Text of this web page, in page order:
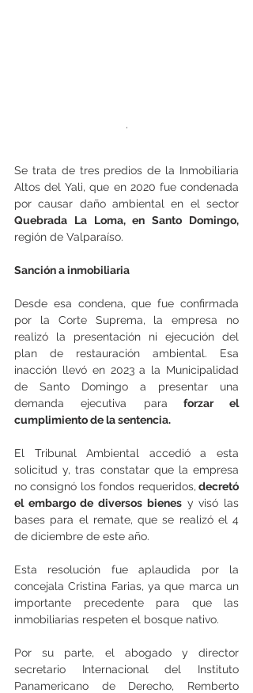
.
Se trata de tres predios de la Inmobiliaria
Altos del Yali, que en 2020 fue condenada
Quebrada La Loma, en Santo Domingo,
región de Valparaíso.
Sanción a inmobiliaria
Desde esa condena, que fue confirmada
por la Corte Suprema, la empresa no
realizó la presentación ni ejecución del
plan de restauración ambiental. Esa
inacción llevó en 2023 a la Municipalidad
de Santo Domingo a presentar una
demanda ejecutiva para forzar el
cumplimiento de la sentencia.
El Tribunal Ambiental accedió a esta
solicitud y, tras constatar que la empresa
no consignó los fondos requeridos, decretó
el embargo de diversos bienes y visó las
bases para el remate, que se realizó el 4
de diciembre de este año.
Esta resolución fue aplaudida por la
concejala Cristina Farias, ya que marca un
importante precedente para que las
inmobiliarias respeten el bosque nativo.
Por su parte, el abogado y director
secretario Internacional del Instituto
Panamericano de Derecho, Remberto